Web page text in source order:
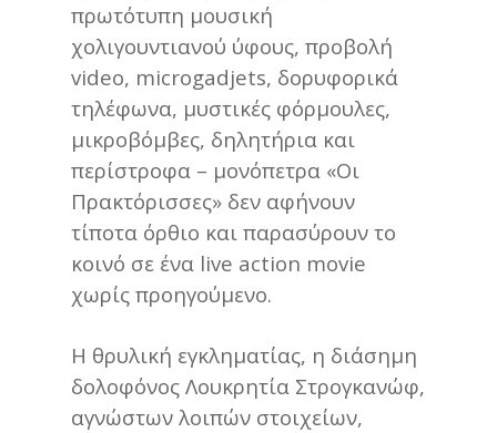
πρωτότυπη μουσική
χολιγουντιανού ύφους, προβολή
video, microgadjets, δορυφορικά
τηλέφωνα, μυστικές φόρμουλες,
μικροβόμβες, δηλητήρια και
περίστροφα – μονόπετρα «Οι
Πρακτόρισσες» δεν αφήνουν
τίποτα όρθιο και παρασύρουν το
κοινό σε ένα live action movie
χωρίς προηγούμενο.
Η θρυλική εγκληματίας, η διάσημη
δολοφόνος Λουκρητία Στρογκανώφ,
αγνώστων λοιπών στοιχείων,